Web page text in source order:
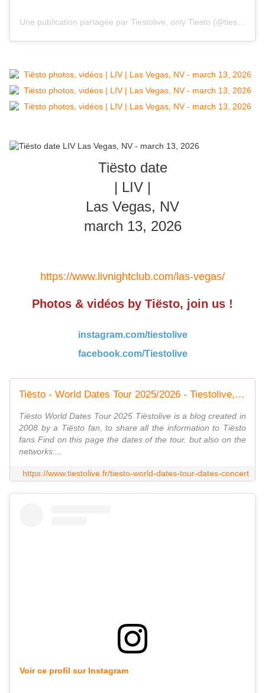
Tiësto date
| LIV |
Las Vegas, NV
march 13, 2026
https://www.livnightclub.com/las-vegas/
Photos & vidéos by Tiësto, join us !
instagram.com/tiestolive
facebook.com/Tiestolive
Tiësto - World Dates Tour 2025/2026 - Tiestolive, website Tiesto
Tiësto World Dates Tour 2025 Tiëstolive is a blog created in
2008 by a Tiësto fan, to share all the information to Tiësto
fans Find on this page the dates of the tour. but also on the
networks:...
https://www.tiestolive.fr/tiesto-world-dates-tour-dates-concert
Voir ce profil sur Instagram